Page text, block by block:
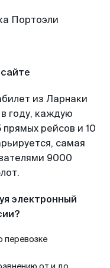
из Ларнаки
году, каждую
рейсов и 10
самая
9000
электронный
перевозке